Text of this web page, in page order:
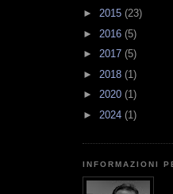
► 2015 (23)
► 2016 (5)
► 2017 (5)
► 2018 (1)
► 2020 (1)
► 2024 (1)
INFORMAZIONI